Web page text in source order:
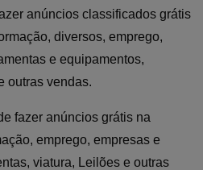
anúncios classificados grátis
diversos, emprego,
e equipamentos,
outras vendas.
fazer anúncios grátis na
emprego, empresas e
viatura, Leilões e outras